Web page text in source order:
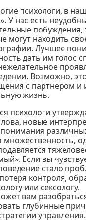
психологи, в
У нас есть
побуждения,
могут находить
Лучшее
дать им голос
Возможно,
с партнером и
жизнь.
психологи
новые
множественность,
Если вы
стало
контроля,
или сексологу.
вам
глубинные
управления.